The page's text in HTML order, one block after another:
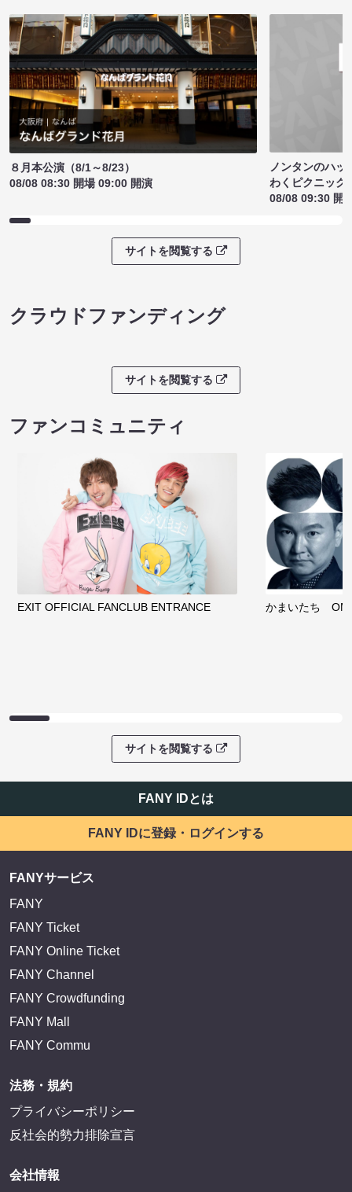
８月本公演（8/1～8/23）
08/08 08:30 開場 09:00 開演
ノンタンのハッ
わくピクニック
08/08 09:30 開
サイトを閲覧する
クラウドファンディング
サイトを閲覧する
ファンコミュニティ
EXIT OFFICIAL FANCLUB ENTRANCE かまいたち
サイトを閲覧する
FANY IDとは
FANY IDに登録・ログインする
FANYサービス
FANY
FANY Ticket
FANY Online Ticket
FANY Channel
FANY Crowdfunding
FANY Mall
FANY Commu
法務・規約
プライバシーポリシー
反社会的勢力排除宣言
会社情報